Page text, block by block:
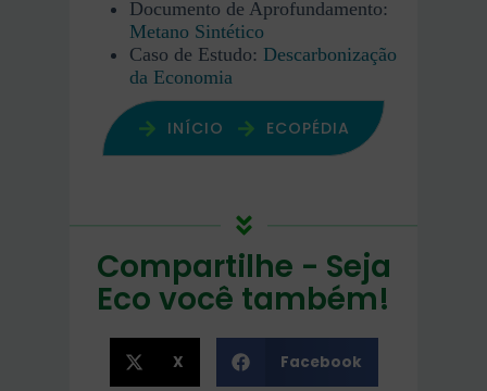
Documento de Aprofundamento:
Metano Sintético
Caso de Estudo: Descarbonização
da Economia
INÍCIO ECOPÉDIA
Compartilhe - Seja
Eco você também!
X Facebook